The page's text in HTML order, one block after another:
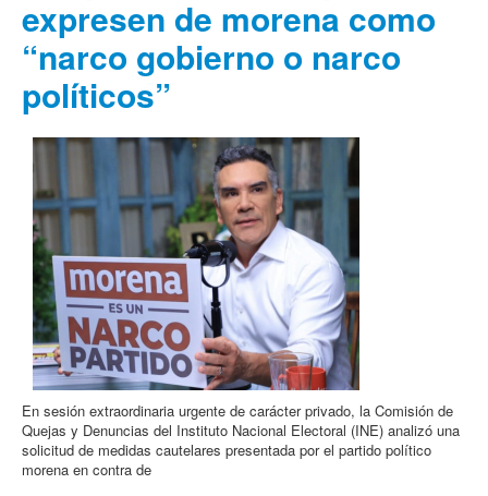
expresen de morena como
“narco gobierno o narco
políticos”
En sesión extraordinaria urgente de carácter privado, la Comisión de
Quejas y Denuncias del Instituto Nacional Electoral (INE) analizó una
solicitud de medidas cautelares presentada por el partido político
morena en contra de